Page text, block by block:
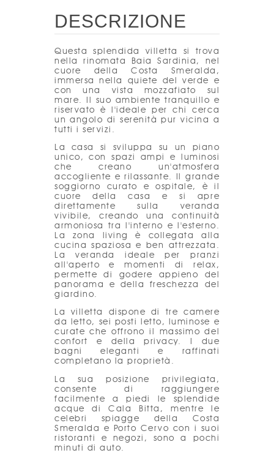
DESCRIZIONE
Questa splendida villetta si trova
nella rinomata Baia Sardinia, nel
cuore della Costa Smeralda,
immersa nella quiete del verde e
con una vista mozzafiato sul
mare. Il suo ambiente tranquillo e
riservato è l'ideale per chi cerca
un angolo di serenità pur vicina a
tutti i servizi.
La casa si sviluppa su un piano
unico, con spazi ampi e luminosi
che creano un'atmosfera
accogliente e rilassante. Il grande
soggiorno curato e ospitale, è il
cuore della casa e si apre
direttamente sulla veranda
vivibile, creando una continuità
armoniosa tra l'interno e l'esterno.
La zona living è collegata alla
cucina spaziosa e ben attrezzata.
La veranda ideale per pranzi
all'aperto e momenti di relax,
permette di godere appieno del
panorama e della freschezza del
giardino.
La villetta dispone di tre camere
da letto, sei posti letto, luminose e
curate che offrono il massimo del
confort e della privacy. I due
bagni eleganti e raffinati
completano la proprietà.
La sua posizione privilegiata,
consente di raggiungere
facilmente a piedi le splendide
acque di Cala Bitta, mentre le
celebri spiagge della Costa
Smeralda e Porto Cervo con i suoi
ristoranti e negozi, sono a pochi
minuti di auto.